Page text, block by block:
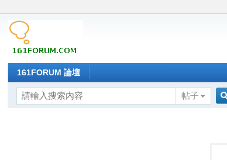
161FORUM 論壇
帖子